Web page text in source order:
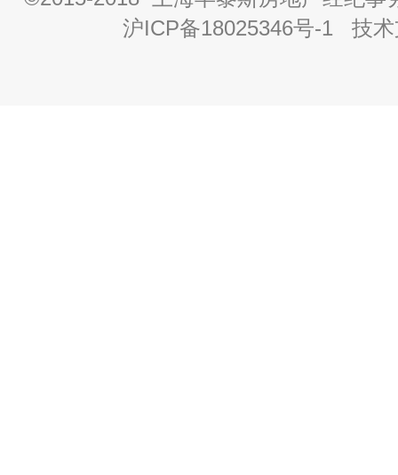
沪ICP备18025346号-1 技术